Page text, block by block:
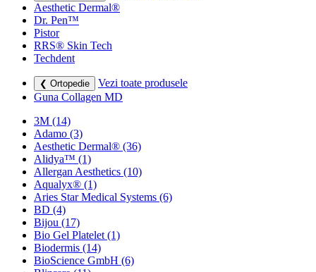
Aesthetic Dermal®
Dr. Pen™
Pistor
RRS® Skin Tech
Techdent
❮ Ortopedie
Vezi toate produsele
Guna Collagen MD
3M (14)
Adamo (3)
Aesthetic Dermal® (36)
Alidya™ (1)
Allergan Aesthetics (10)
Aqualyx® (1)
Aries Star Medical Systems (6)
BD (4)
Bijou (17)
Bio Gel Platelet (1)
Biodermis (14)
BioScience GmbH (6)